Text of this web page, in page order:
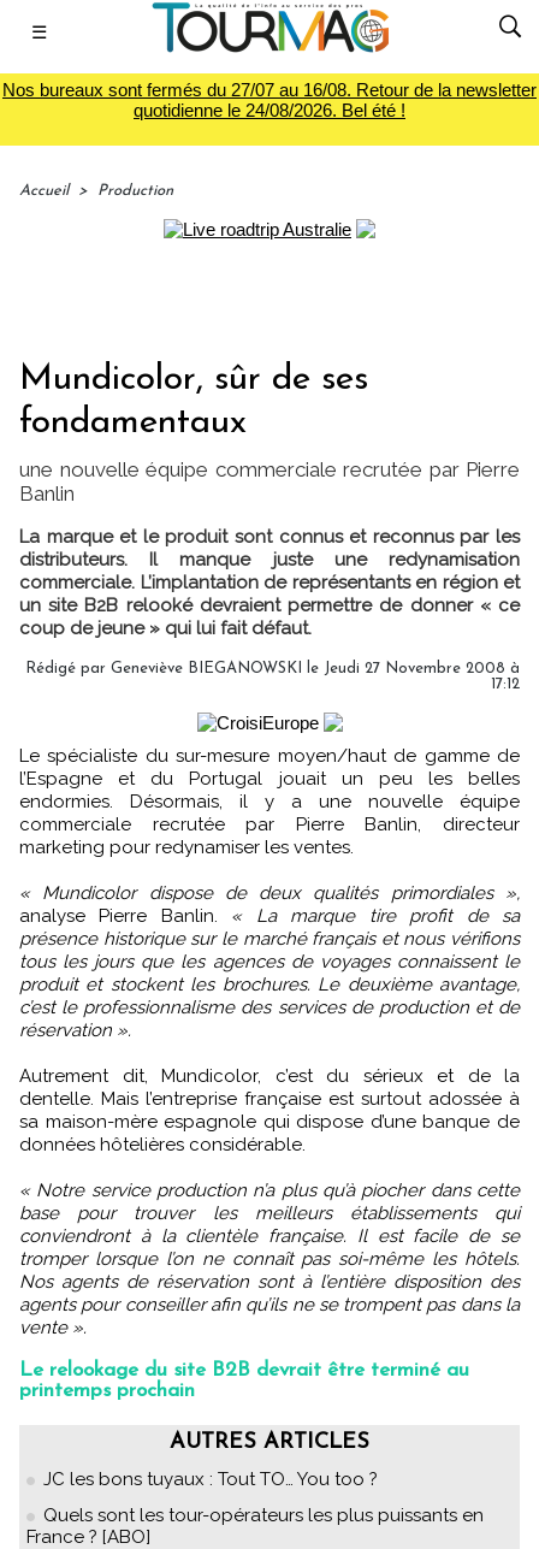
☰
Nos bureaux sont fermés du 27/07 au 16/08. Retour de la newsletter
quotidienne le 24/08/2026. Bel été !
Accueil > Production
Mundicolor, sûr de ses
fondamentaux
une nouvelle équipe commerciale recrutée par Pierre
Banlin
La marque et le produit sont connus et reconnus par les
distributeurs. Il manque juste une redynamisation
commerciale. L’implantation de représentants en région et
un site B2B relooké devraient permettre de donner « ce
coup de jeune » qui lui fait défaut.
Rédigé par Geneviève BIEGANOWSKI le Jeudi 27 Novembre 2008 à
17:12
Le spécialiste du sur-mesure moyen/haut de gamme de
l’Espagne et du Portugal jouait un peu les belles
endormies. Désormais, il y a une nouvelle équipe
commerciale recrutée par Pierre Banlin, directeur
marketing pour redynamiser les ventes.
« Mundicolor dispose de deux qualités primordiales »,
analyse Pierre Banlin. « La marque tire profit de sa
présence historique sur le marché français et nous vérifions
tous les jours que les agences de voyages connaissent le
produit et stockent les brochures. Le deuxième avantage,
c’est le professionnalisme des services de production et de
réservation ».
Autrement dit, Mundicolor, c’est du sérieux et de la
dentelle. Mais l’entreprise française est surtout adossée à
sa maison-mère espagnole qui dispose d’une banque de
données hôtelières considérable.
« Notre service production n’a plus qu’à piocher dans cette
base pour trouver les meilleurs établissements qui
conviendront à la clientèle française. Il est facile de se
tromper lorsque l’on ne connaît pas soi-même les hôtels.
Nos agents de réservation sont à l’entière disposition des
agents pour conseiller afin qu’ils ne se trompent pas dans la
vente ».
Le relookage du site B2B devrait être terminé au
printemps prochain
AUTRES ARTICLES
JC les bons tuyaux : Tout TO… You too ?
Quels sont les tour-opérateurs les plus puissants en
France ? [ABO]